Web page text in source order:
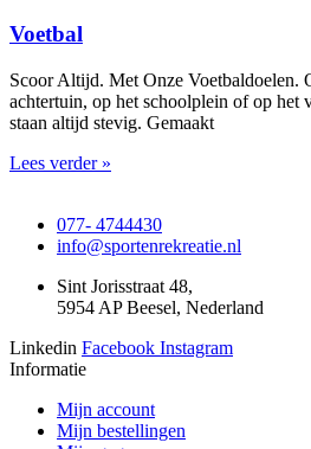
Voetbal
Scoor Altijd. Met Onze Voetbaldoelen.
achtertuin, op het schoolplein of op het
staan altijd stevig. Gemaakt
Lees verder »
077- 4744430
info@sportenrekreatie.nl
Sint Jorisstraat 48,
5954 AP Beesel, Nederland
Linkedin Facebook Instagram
Informatie
Mijn account
Mijn bestellingen